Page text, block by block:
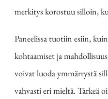
merkitys korostuu silloin,
Paneelissa tuotiin esiin,
kohtaamiset ja
voivat luoda ymmärrystä
vahvasti eri mieltä. Tärkeä